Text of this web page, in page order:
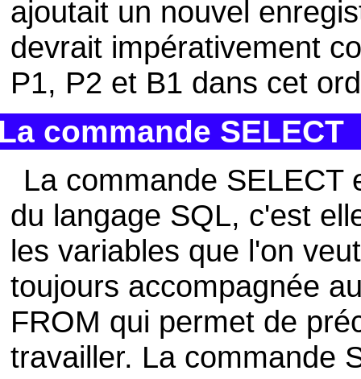
ajoutait un nouvel
devrait impérativement
P1, P2 et B1 dans cet
commande SELECT
La commande SELECT
du langage SQL, c'est
les variables que l'on
toujours accompagnée
FROM qui permet de
travailler. La commande